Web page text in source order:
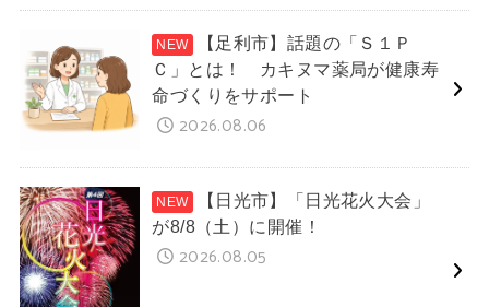
【足利市】話題の「Ｓ１Ｐ
Ｃ」とは！ カキヌマ薬局が健康寿
命づくりをサポート
2026.08.06
【日光市】「日光花火大会」
が8/8（土）に開催！
2026.08.05